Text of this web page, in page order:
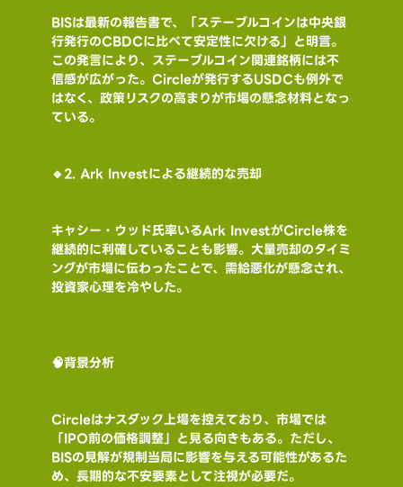
BISは最新の報告書で、「ステーブルコインは中央銀
行発行のCBDCに比べて安定性に欠ける」と明言。
この発言により、ステーブルコイン関連銘柄には不
信感が広がった。Circleが発行するUSDCも例外で
はなく、政策リスクの高まりが市場の懸念材料となっ
ている。
🔹2. Ark Investによる継続的な売却
キャシー・ウッド氏率いるArk InvestがCircle株を
継続的に利確していることも影響。大量売却のタイミ
ングが市場に伝わったことで、需給悪化が懸念され、
投資家心理を冷やした。
🧠背景分析
Circleはナスダック上場を控えており、市場では
「IPO前の価格調整」と見る向きもある。ただし、
BISの見解が規制当局に影響を与える可能性があるた
め、長期的な不安要素として注視が必要だ。